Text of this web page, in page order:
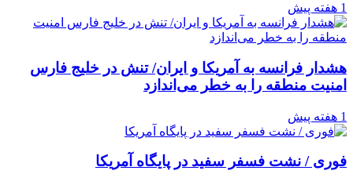
1 هفته پیش
هشدار فرانسه به آمریکا و ایران/ تنش در خلیج فارس
امنیت منطقه را به خطر می‌اندازد
1 هفته پیش
فوری / نشت فسفر سفید در پایگاه آمریکا